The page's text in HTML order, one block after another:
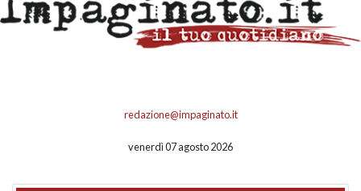
redazione@impaginato.it
venerdì 07 agosto 2026